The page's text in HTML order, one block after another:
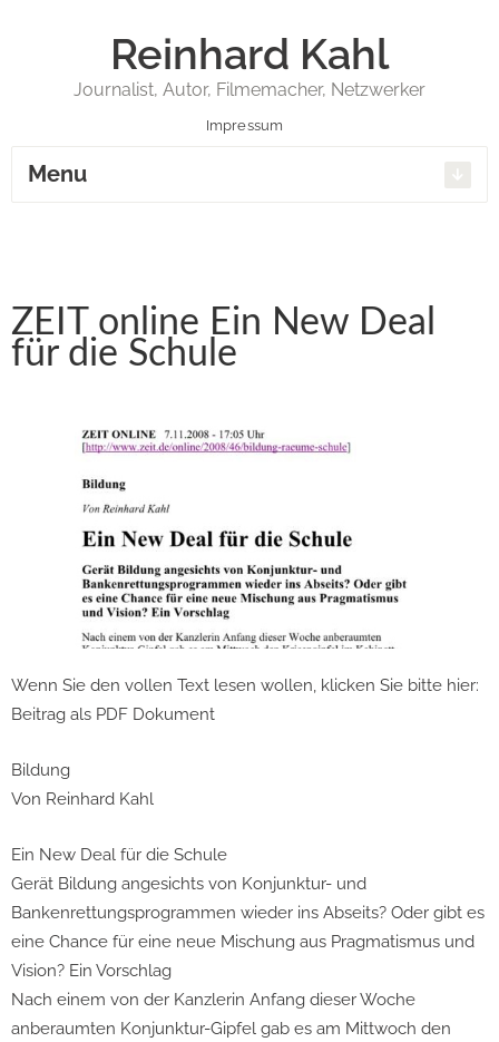
Reinhard Kahl
Journalist, Autor, Filmemacher, Netzwerker
Impressum
Menu
ZEIT online Ein New Deal
für die Schule
Wenn Sie den vollen Text lesen wollen, klicken Sie bitte hier:
Beitrag als PDF Dokument
Bildung
Von Reinhard Kahl
Ein New Deal für die Schule
Gerät Bildung angesichts von Konjunktur- und
Bankenrettungsprogrammen wieder ins Abseits? Oder gibt es
eine Chance für eine neue Mischung aus Pragmatismus und
Vision? Ein Vorschlag
Nach einem von der Kanzlerin Anfang dieser Woche
anberaumten Konjunktur-Gipfel gab es am Mittwoch den